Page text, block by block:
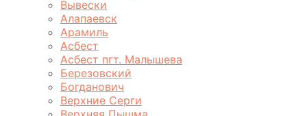
Вывески
Алапаевск
Арамиль
Асбест
Асбест пгт. Малышева
Березовский
Богданович
Верхние Серги